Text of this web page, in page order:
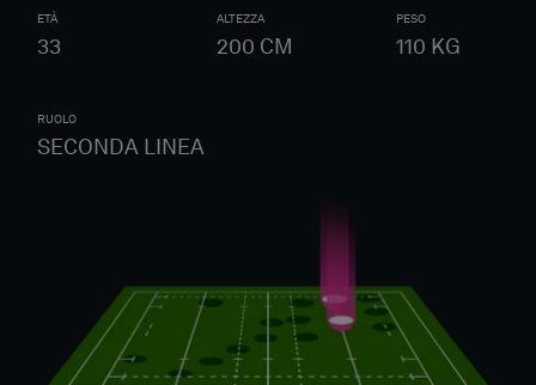
ETÀ
33
ALTEZZA
200 CM
PESO
110 KG
RUOLO
SECONDA LINEA